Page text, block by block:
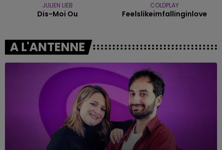
JULIEN LIEB
Dis-Moi Ou
COLDPLAY
Feelslikeimfallinginlove
A L'ANTENNE